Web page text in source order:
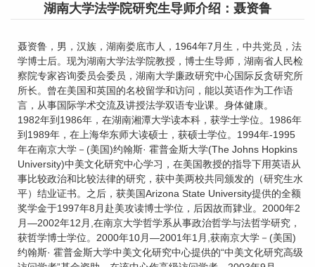
湖南大学法学院研究生导师介绍：聂资鲁
聂资鲁，男，汉族，湖南娄底市人，1964年7月生，中共党员，法
学博士后。现为湖南大学法学院教授，博士生导师，湖南省人民检
察院专家咨询委员会委员，湖南大学廉政研究中心国际反贪研究所
所长。曾在美国和英国的名校留学和访问，能以英语作为工作语
言，从事国际学术交流及讲授法学双语专业课。身体健康。
1982年到1986年，在湖南湘潭大学读本科，获学士学位。1986年
到1989年，在上海华东师大读硕士，获硕士学位。1994年-1995
年在南京大学－(美国)约翰斯· 霍普金斯大学(The Johns Hopkins
University)中美文化研究中心学习，在美国教授的指导下用英语从
事比较政治和比较法律的研究，获中美两校共同颁发的（研究生水
平）结业证书。之后，获美国Arizona State University提供的全额
奖学金于1997年8月赴美攻读博士学位，后因故而肄业。2000年2
月—2002年12月,在南京大学哲学系从事政治哲学与法哲学研究，
获哲学博士学位。2000年10月—2001年1月,获南京大学－(美国)
约翰斯· 霍普金斯大学中美文化研究中心提供的“中美文化研究高级